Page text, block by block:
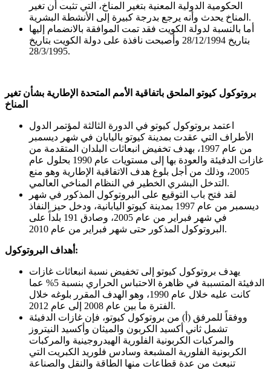
الحكومية الدولية المعنية بتغير المناخ، التي تثبت أن تغير
المناخ يحدث وأنه يرجع بدرجة كبيرة إلى الأنشطة البشرية.
أما بالنسبة لدولة الكويت فقد تمت الموافقة بالانضمام إليها
بتاريخ 28/12/1994 وأصبحت نافذة على دولة الكويت بتاريخ
28/3/1995.
بروتوكول كيوتو الملحق باتفاقية الأمم المتحدة الإطارية بشأن تغير
المناخ
اعتمد بروتوكول كيوتو في الدورة الثالثة لمؤتمر الدول
الأطراف التي عقدت بمدينة كيوتو باليابان في شهر ديسمبر
من عام 1997، بهدف تخفيض انبعاثات البلدان المتقدمة من
غازات الدفيئة والعودة بها إلى مستويات عام 1990 بحلول عام
2005، وذلك من أجل بلوغ هدف الاتفاقية الإطارية وهو منع
التدخل البشري الخطير في النظام المناخي العالمي.
لقد فتح باب التوقيع على البروتوكول المذكور في شهر
ديسمبر من عام 1997 بمدينة كيوتو اليابانية، ودخل حيز النفاذ
في شهر فبراير من عام 2005، وصادق 191 بلداً على
البروتوكول المذكور حتى شهر فبراير من عام 2010.
أهداف البروتوكول:
يهدف بروتوكول كيوتو إلى تخفيض نسبة انبعاثات غازات
الدفيئة المتسببة في ظاهرة الاحتباس الحراري بنسبة 5% عما
كانت عليه خلال عام 1990، وهو الهدف المقرر بلوغه خلال
الفترة ما بين عام 2008 إلى عام 2012.
ووفقاً للمرفق (أ) من بروتوكول كيوتو، فإن غازات الدفيئة
تشمل ثاني أكسيد الكربون والميثان وأكسيد النيتروز
والمركبات الكربونية الفلورية الهيدروجينية والمركبات
الكربونية الفلورية المشبعة وسادس فلوريد الكبريت التي
تنبعث من عدة قطاعات منها الطاقة والنقل والصناعة